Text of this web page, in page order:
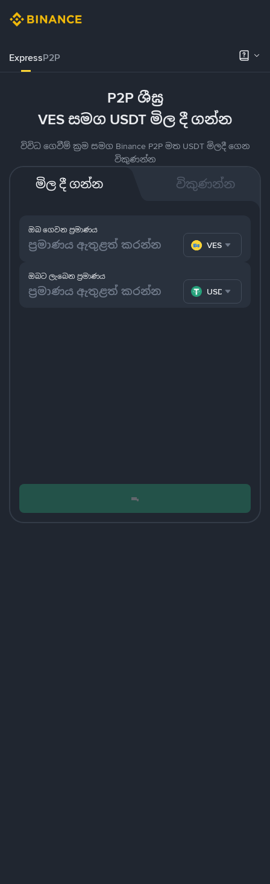
ExpressP2P
P2P ශීඝ්‍ර
VES සමග USDT මිල දී ගන්න
විවිධ ගෙවීම් ක්‍රම සමග Binance P2P මත USDT මිලදී ගෙන
විකුණන්න
මිල දී ගන්න විකුණන්න
ඔබ ගෙවන ප්‍රමාණය
VES
ඔබට ලැබෙන ප්‍රමාණය
USDT